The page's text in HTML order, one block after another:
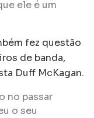
ele é um
fez questão
de banda,
Duff McKagan.
no passar
o seu